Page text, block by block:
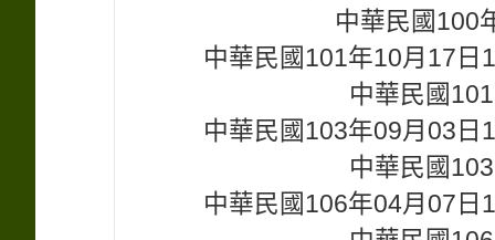
中華民國100
中華民國101年10月17日
中華民國
中華民國103年09月03日
中華民國
中華民國106年04月07日